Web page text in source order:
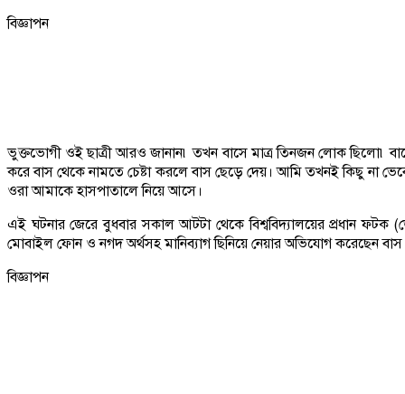
বিজ্ঞাপন
ভুক্তভোগী ওই ছাত্রী আরও জানান৷ তখন বাসে মাত্র তিনজন লোক ছিলো৷
করে বাস থেকে নামতে চেষ্টা করলে বাস ছেড়ে দেয়। আমি তখনই কিছু না
ওরা আমাকে হাসপাতালে নিয়ে আসে।
এই ঘটনার জেরে বুধবার সকাল আটটা থেকে বিশ্ববিদ্যালয়ের প্রধান
মোবাইল ফোন ও নগদ অর্থসহ মানিব্যাগ ছিনিয়ে নেয়ার অভিযোগ করেছেন বাস
বিজ্ঞাপন